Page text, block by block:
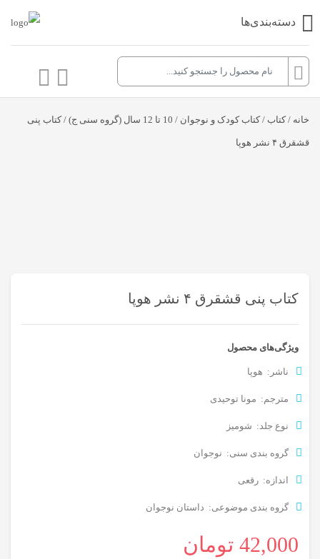
دسته‌بندی‌ها
خانه /کتاب /کتاب کودک و نوجوان / 10 تا 12 سال (گروه سنی ج) / کتاب پنی
قشقرق ۴ نشر هوپا
کتاب پنی قشقرق ۴ نشر هوپا
ویژگی‌های محصول
ناشر: هوپا
مترجم: مونا توحیدی
نوع جلد: شومیز
گروه بندی سنی: نوجوان
اندازه: رقعی
گروه بندی موضوعی: داستان نوجوان
42,000 تومان